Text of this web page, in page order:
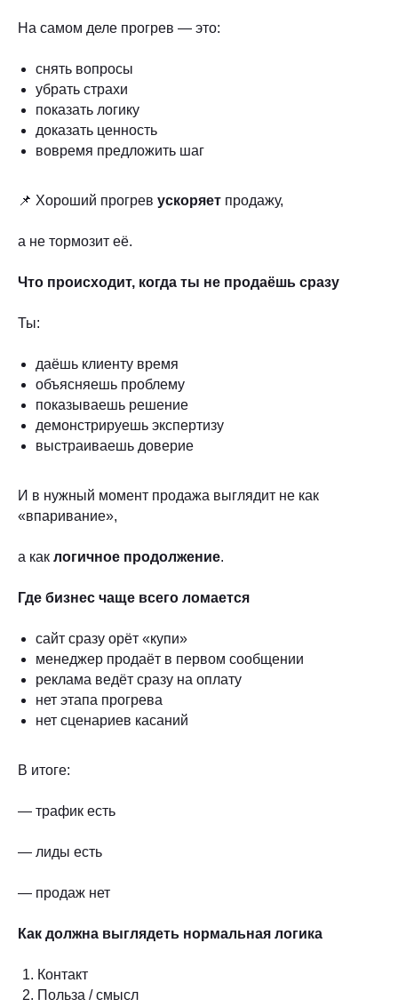
На самом деле прогрев — это:
снять вопросы
убрать страхи
показать логику
доказать ценность
вовремя предложить шаг
📌 Хороший прогрев ускоряет продажу,
а не тормозит её.
Что происходит, когда ты не продаёшь сразу
Ты:
даёшь клиенту время
объясняешь проблему
показываешь решение
демонстрируешь экспертизу
выстраиваешь доверие
И в нужный момент продажа выглядит не как
«впаривание»,
а как логичное продолжение.
Где бизнес чаще всего ломается
сайт сразу орёт «купи»
менеджер продаёт в первом сообщении
реклама ведёт сразу на оплату
нет этапа прогрева
нет сценариев касаний
В итоге:
— трафик есть
— лиды есть
— продаж нет
Как должна выглядеть нормальная логика
Контакт
Польза / смысл